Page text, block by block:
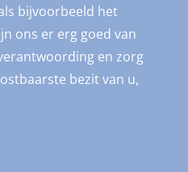
bijvoorbeeld het
ons er erg goed van
en zorg
bezit van u,